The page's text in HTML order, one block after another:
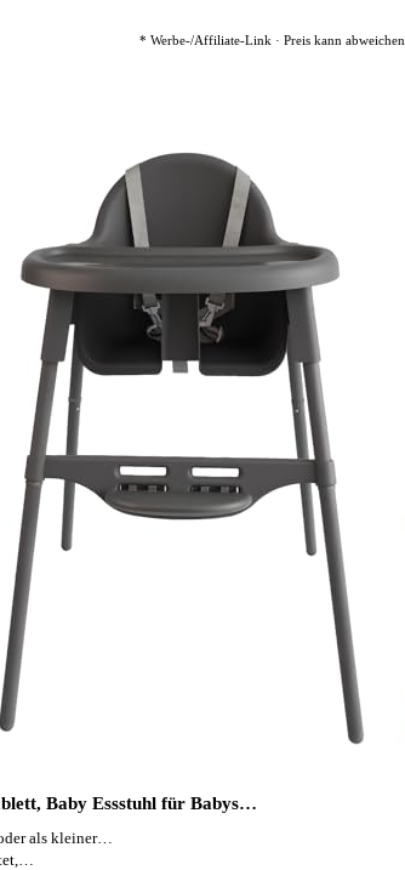
* Werbe-/Affiliate-Link · Preis kann abweichen
Baby Essstuhl für Babys…
als kleiner…